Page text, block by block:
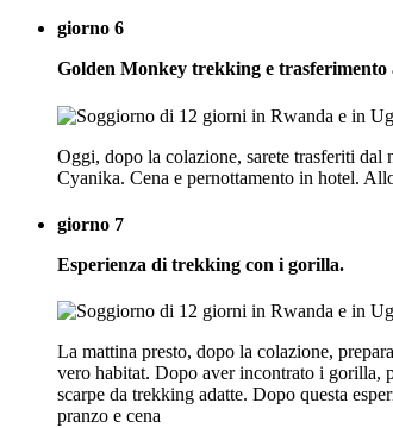
giorno 6
Golden Monkey trekking e
Oggi, dopo la colazione, sarete trasferiti
Cyanika. Cena e pernottamento in hotel.
giorno 7
Esperienza di trekking con i gorilla.
La mattina presto, dopo la colazione,
vero habitat. Dopo aver incontrato i gorilla,
scarpe da trekking adatte. Dopo questa
pranzo e cena